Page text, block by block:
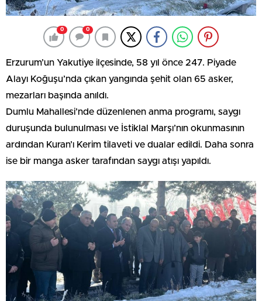
0 0
Erzurum’un Yakutiye ilçesinde, 58 yıl önce 247. Piyade
Alayı Koğuşu’nda çıkan yangında şehit olan 65 asker,
mezarları başında anıldı.
Dumlu Mahallesi’nde düzenlenen anma programı, saygı
duruşunda bulunulması ve İstiklal Marşı’nın okunmasının
ardından Kuran’ı Kerim tilaveti ve dualar edildi. Daha sonra
ise bir manga asker tarafından saygı atışı yapıldı.